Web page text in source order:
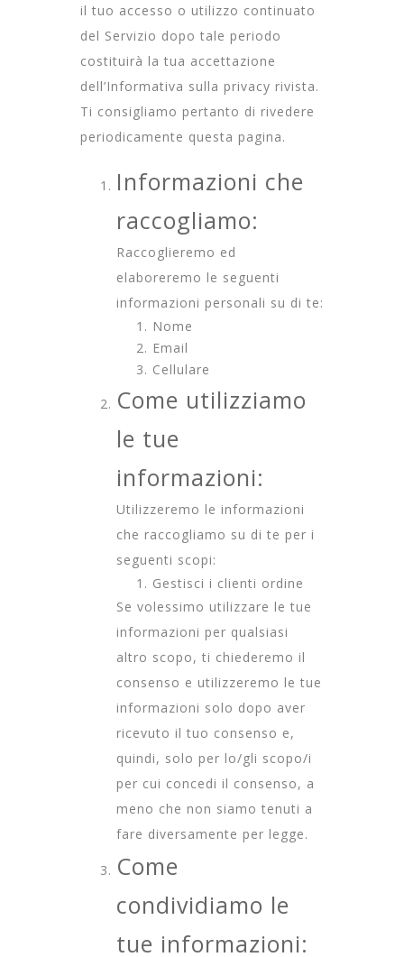
il tuo accesso o utilizzo continuato
del Servizio dopo tale periodo
costituirà la tua accettazione
dell’Informativa sulla privacy rivista.
Ti consigliamo pertanto di rivedere
periodicamente questa pagina.
Informazioni che
raccogliamo:
Raccoglieremo ed
elaboreremo le seguenti
informazioni personali su di te:
Nome
Email
Cellulare
Come utilizziamo
le tue
informazioni:
Utilizzeremo le informazioni
che raccogliamo su di te per i
seguenti scopi:
Gestisci i clienti ordine
Se volessimo utilizzare le tue
informazioni per qualsiasi
altro scopo, ti chiederemo il
consenso e utilizzeremo le tue
informazioni solo dopo aver
ricevuto il tuo consenso e,
quindi, solo per lo/gli scopo/i
per cui concedi il consenso, a
meno che non siamo tenuti a
fare diversamente per legge.
Come
condividiamo le
tue informazioni: